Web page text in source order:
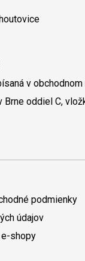
v
Brne oddiel C,
podmienky
údajov
shopy